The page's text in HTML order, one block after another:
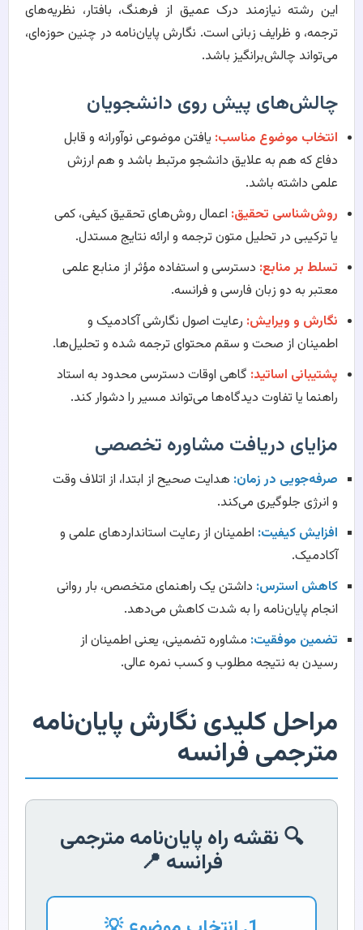
این رشته نیازمند درک عمیق از فرهنگ، بافتار، نظریه‌های
ترجمه، و ظرایف زبانی است. نگارش پایان‌نامه در چنین حوزه‌ای،
می‌تواند چالش‌برانگیز باشد.
چالش‌های پیش روی دانشجویان
انتخاب موضوع مناسب: یافتن موضوعی نوآورانه و قابل
دفاع که هم به علایق دانشجو مرتبط باشد و هم ارزش
علمی داشته باشد.
روش‌شناسی تحقیق: اعمال روش‌های تحقیق کیفی، کمی
یا ترکیبی در تحلیل متون ترجمه و ارائه نتایج مستدل.
تسلط بر منابع: دسترسی و استفاده مؤثر از منابع علمی
معتبر به دو زبان فارسی و فرانسه.
نگارش و ویرایش: رعایت اصول نگارشی آکادمیک و
اطمینان از صحت و سقم محتوای ترجمه شده و تحلیل‌ها.
پشتیبانی اساتید: گاهی اوقات دسترسی محدود به استاد
راهنما یا تفاوت دیدگاه‌ها می‌تواند مسیر را دشوار کند.
مزایای دریافت مشاوره تخصصی
صرفه‌جویی در زمان: هدایت صحیح از ابتدا، از اتلاف وقت
و انرژی جلوگیری می‌کند.
افزایش کیفیت: اطمینان از رعایت استانداردهای علمی و
آکادمیک.
کاهش استرس: داشتن یک راهنمای متخصص، بار روانی
انجام پایان‌نامه را به شدت کاهش می‌دهد.
تضمین موفقیت: مشاوره تضمینی، یعنی اطمینان از
رسیدن به نتیجه مطلوب و کسب نمره عالی.
مراحل کلیدی نگارش پایان‌نامه
مترجمی فرانسه
🔍 نقشه راه پایان‌نامه مترجمی
فرانسه 📍